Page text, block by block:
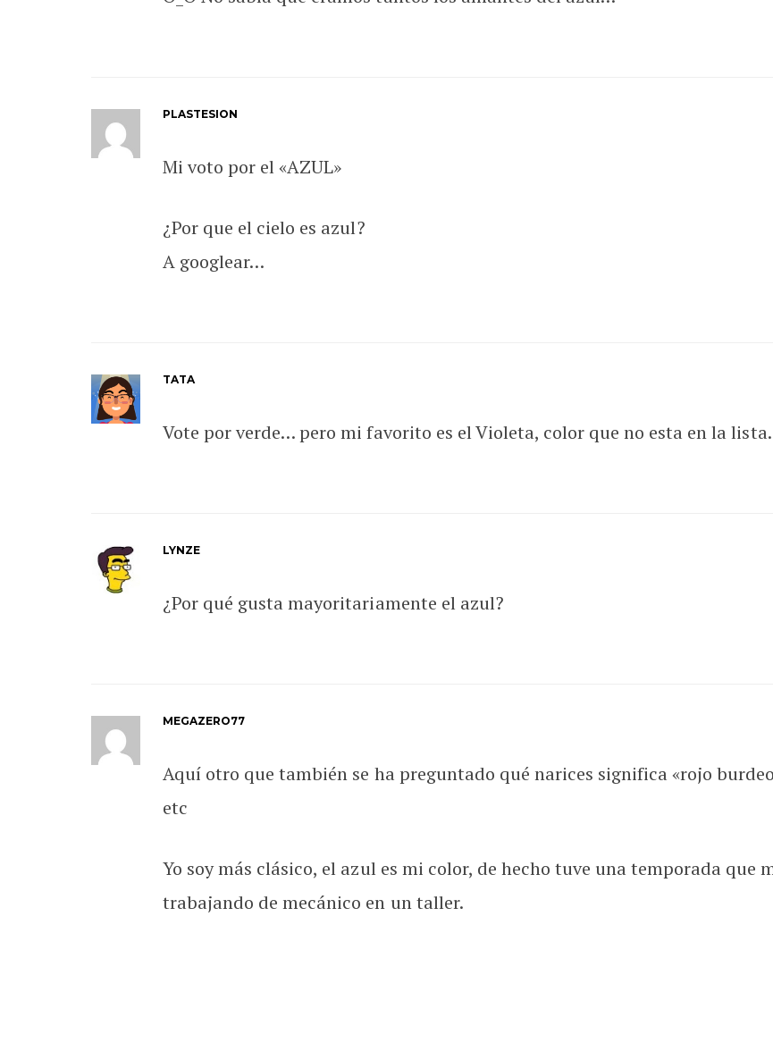
PLASTESION
Mi voto por el «AZUL»
¿Por que el cielo es azul?
A googlear…
TATA
Vote por verde… pero mi favorito es el Violeta, color que no esta en la lista.
LYNZE
¿Por qué gusta mayoritariamente el azul?
MEGAZERO77
Aquí otro que también se ha preguntado qué narices significa «rojo
etc
Yo soy más clásico, el azul es mi color, de hecho tuve una temporada
trabajando de mecánico en un taller.